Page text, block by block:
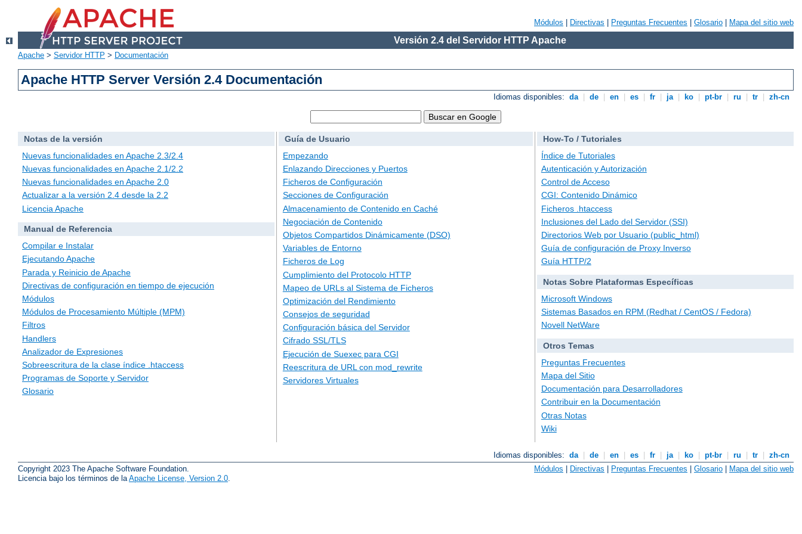
Módulos Directivas Preguntas Frecuentes Glosario Mapa del sitio web
Versión 2.4 del Servidor HTTP Apache
Apache > Servidor HTTP > Documentación
Apache HTTP Server Versión 2.4 Documentación
Idiomas disponibles: da de en es fr ja ko pt-br ru tr zh-cn
Notas de la versión
Nuevas funcionalidades en Apache 2.3/2.4
Nuevas funcionalidades en Apache 2.1/2.2
Nuevas funcionalidades en Apache 2.0
Actualizar a la versión 2.4 desde la 2.2
Licencia Apache
Manual de Referencia
Compilar e Instalar
Ejecutando Apache
Parada y Reinicio de Apache
Directivas de configuración en tiempo de ejecución
Módulos
Módulos de Procesamiento Múltiple (MPM)
Filtros
Handlers
Analizador de Expresiones
Sobreescritura de la clase índice .htaccess
Programas de Soporte y Servidor
Glosario
Guía de Usuario
Empezando
Enlazando Direcciones y Puertos
Ficheros de Configuración
Secciones de Configuración
Almacenamiento de Contenido en Caché
Negociación de Contenido
Objetos Compartidos Dinámicamente (DSO)
Variables de Entorno
Ficheros de Log
Cumplimiento del Protocolo HTTP
Mapeo de URLs al Sistema de Ficheros
Optimización del Rendimiento
Consejos de seguridad
Configuración básica del Servidor
Cifrado SSL/TLS
Ejecución de Suexec para CGI
Reescritura de URL con mod_rewrite
Servidores Virtuales
How-To / Tutoriales
Índice de Tutoriales
Autenticación y Autorización
Control de Acceso
CGI: Contenido Dinámico
Ficheros .htaccess
Inclusiones del Lado del Servidor (SSI)
Directorios Web por Usuario (public_html)
Guía de configuración de Proxy Inverso
Guía HTTP/2
Notas Sobre Plataformas Específicas
Microsoft Windows
Sistemas Basados en RPM (Redhat / CentOS / Fedora)
Novell NetWare
Otros Temas
Preguntas Frecuentes
Mapa del Sitio
Documentación para Desarrolladores
Contribuir en la Documentación
Otras Notas
Wiki
Idiomas disponibles: da de en es fr ja ko pt-br ru tr
zh-cn
Copyright 2023 The Apache Software Foundation.
Licencia bajo los términos de la Apache License, Version 2.0
Módulos | Directivas | Preguntas Frecuentes | Glosario | Mapa del sitio web